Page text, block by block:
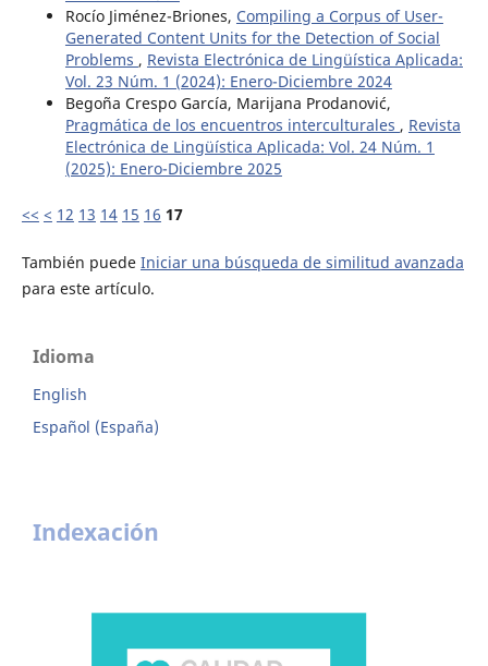
Rocío Jiménez-Briones, Compiling a Corpus of User-
Generated Content Units for the Detection of Social
Problems , Revista Electrónica de Lingüística Aplicada:
Vol. 23 Núm. 1 (2024): Enero-Diciembre 2024
Begoña Crespo García, Marijana Prodanović,
Pragmática de los encuentros interculturales , Revista
Electrónica de Lingüística Aplicada: Vol. 24 Núm. 1
(2025): Enero-Diciembre 2025
<< < 12 13 14 15 16 17
También puede Iniciar una búsqueda de similitud avanzada
para este artículo.
Idioma
English
Español (España)
Indexación